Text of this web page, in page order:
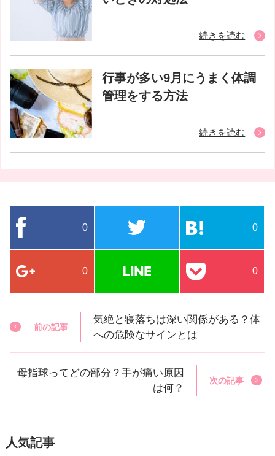
続きを読む
行事が多い9月にうまく体調
管理をする方法
続きを読む
0 0
0 0
前の記事
気絶と寝落ちは深い関係がある？体
への危険なサインとは
次の記事
母指球ってどの部分？手が痛い原因
は何？
人気記事